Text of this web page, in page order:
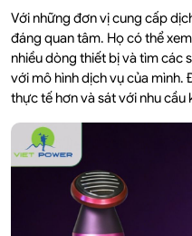
Với những đơn vị cung cấp
đáng quan tâm. Họ có thể
nhiều dòng thiết bị và tìm các
với mô hình dịch vụ của
thực tế hơn và sát với nhu cầu